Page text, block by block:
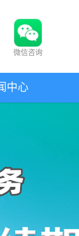
微信咨询
中心